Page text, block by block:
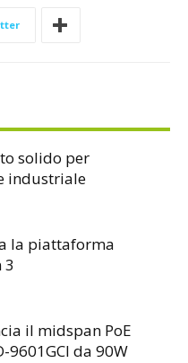
solido per
industriale
la piattaforma
3
il midspan PoE
9601GCI da 90W